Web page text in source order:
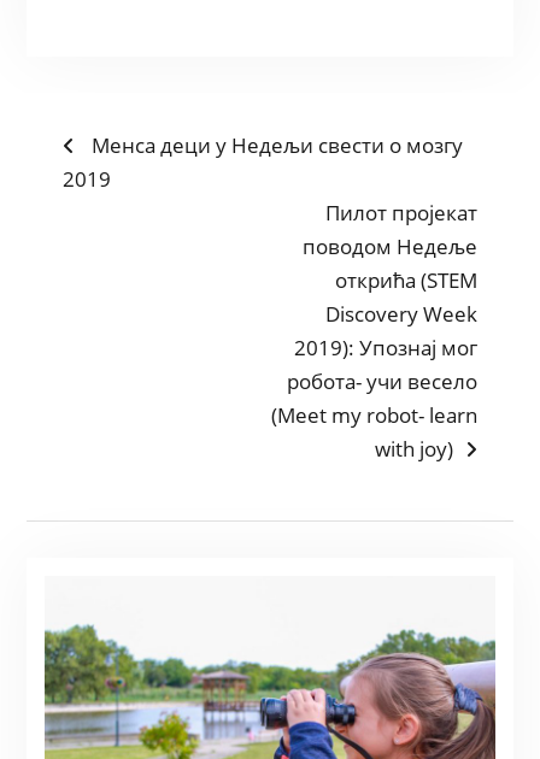
POST
NAVIGATION
Previous
post:
Менса деци у Недељи свести о мозгу
2019
Next
post:
Пилот пројекат
поводом Недеље
открића (STEM
Discovery Week
2019): Упознај мог
робота- учи весело
(Meet my robot- learn
with joy)